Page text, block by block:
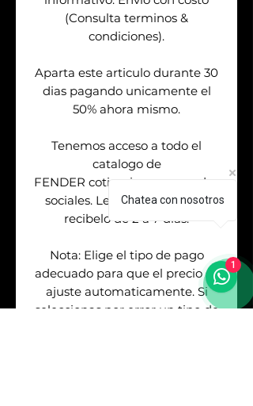
(Consulta terminos &
condiciones).
Aparta este articulo durante 30
dias pagando unicamente el
50% ahora mismo.
Tenemos acceso a todo el
catalogo de
FENDER cotizaciones por redes
sociales. Levanta tu orden &
recibelo de 2 a 7 dias.
Nota: Elige el tipo de pago
adecuado para que el precio se
ajuste automaticamente. Si
seleccionas por error un tipo de
Chatea con nosotros
1